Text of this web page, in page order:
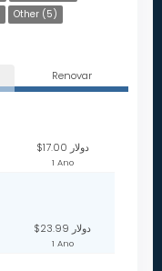
Other (5)
Renovar
$17.00 دولار
1 Ano
$23.99 دولار
1 Ano